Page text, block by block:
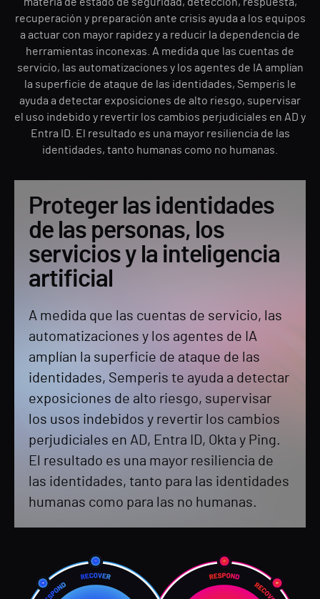
recuperación y preparación ante crisis ayuda a los equipos
a actuar con mayor rapidez y a reducir la dependencia de
herramientas inconexas. A medida que las cuentas de
servicio, las automatizaciones y los agentes de IA amplían
la superficie de ataque de las identidades, Semperis le
ayuda a detectar exposiciones de alto riesgo, supervisar
el uso indebido y revertir los cambios perjudiciales en AD y
Entra ID. El resultado es una mayor resiliencia de las
identidades, tanto humanas como no humanas.
Proteger las identidades
de las personas, los
servicios y la inteligencia
artificial
A medida que las cuentas de servicio, las
automatizaciones y los agentes de IA
amplían la superficie de ataque de las
identidades, Semperis te ayuda a detectar
exposiciones de alto riesgo, supervisar
los usos indebidos y revertir los cambios
perjudiciales en AD, Entra ID, Okta y Ping.
El resultado es una mayor resiliencia de
las identidades, tanto para las identidades
humanas como para las no humanas.